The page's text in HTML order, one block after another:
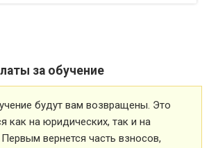
за обучение
будут вам возвращены. Это
как на юридических, так и на
вернется часть взносов,